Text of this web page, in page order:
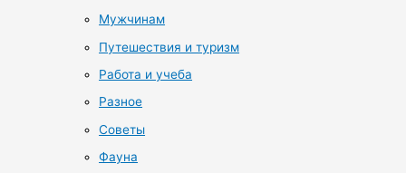
Мужчинам
Путешествия и туризм
Работа и учеба
Разное
Советы
Фауна